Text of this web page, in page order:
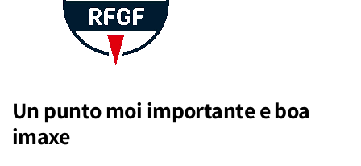
Un punto moi importante e boa
imaxe